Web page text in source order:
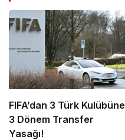
FIFA’dan 3 Türk Kulübüne
3 Dönem Transfer
Yasağı!